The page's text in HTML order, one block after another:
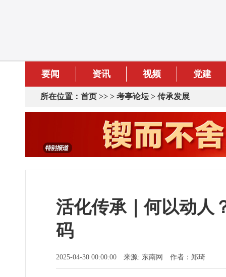
要闻 资讯 视频 党建
所在位置： 首页 >> > 考亭论坛> 传承发展
活化传承｜何以动人
码
2025-04-30 00:00:00 来源: 东南网 作者：郑琦